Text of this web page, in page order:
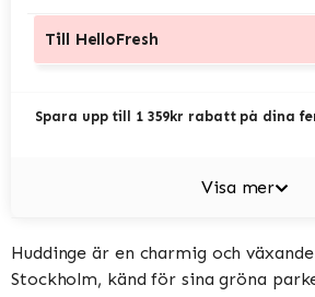
Till HelloFresh
Spara upp till 1 359kr rabatt på dina
Visa mer
Huddinge är en charmig och
Stockholm, känd för sina gröna